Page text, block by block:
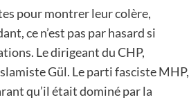
pour montrer leur colère,
ce n’est pas par hasard si
Le dirigeant du CHP,
Gül. Le parti fasciste MHP,
qu’il était dominé par la